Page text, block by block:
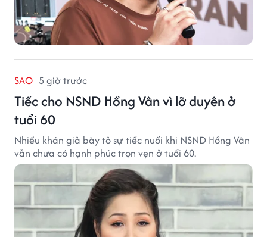
SAO 5 giờ trước
Tiếc cho NSND Hồng Vân vì lỡ duyên ở
tuổi 60
Nhiều khán giả bày tỏ sự tiếc nuối khi NSND Hồng Vân
vẫn chưa có hạnh phúc trọn vẹn ở tuổi 60.